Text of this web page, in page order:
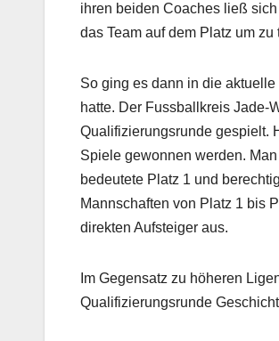
ihren beiden Coaches ließ
das Team auf dem Platz um zu
So ging es dann in die
hatte. Der Fussballkreis Jade-
Qualifizierungsrunde gespielt.
Spiele gewonnen werden.
bedeutete Platz 1 und
Mannschaften von Platz 1 bis
direkten Aufsteiger aus.
Im Gegensatz zu höheren
Qualifizierungsrunde